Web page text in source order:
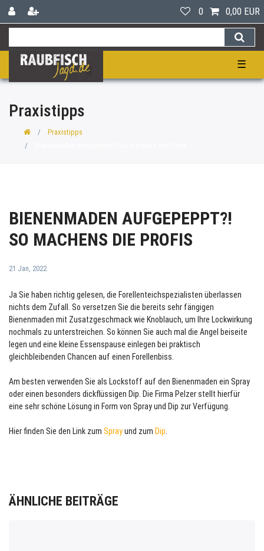
0 0,00 EUR
☰
Praxistipps
Praxistipps
BIENENMADEN AUFGEPEPPT?!
SO MACHENS DIE PROFIS
21 Jan, 2022
Ja Sie haben richtig gelesen, die Forellenteichspezialisten überlassen
nichts dem Zufall. So versetzen Sie die bereits sehr fängigen
Bienenmaden mit Zusatzgeschmack wie Knoblauch, um Ihre Lockwirkung
nochmals zu unterstreichen. So können Sie auch mal die Angel beiseite
legen und eine kleine Essenspause einlegen bei praktisch
gleichbleibenden Chancen auf einen Forellenbiss.
Am besten verwenden Sie als Lockstoff auf den Bienenmaden ein Spray
oder einen besonders dickflüssigen Dip. Die Firma Pelzer stellt hierfür
eine sehr schöne Lösung in Form von Spray und Dip zur Verfügung.
Hier finden Sie den Link zum Sprayund zum Dip
ÄHNLICHE BEITRÄGE